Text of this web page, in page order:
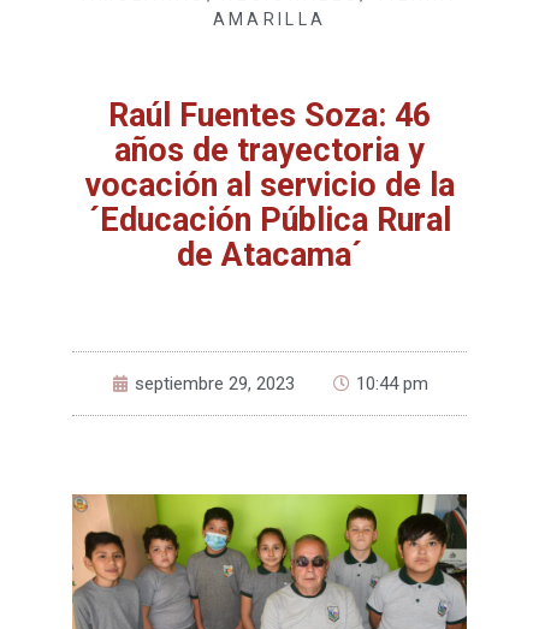
AMARILLA
Raúl Fuentes Soza: 46
años de trayectoria y
vocación al servicio de la
´Educación Pública Rural
de Atacama´
septiembre 29, 2023 10:44 pm